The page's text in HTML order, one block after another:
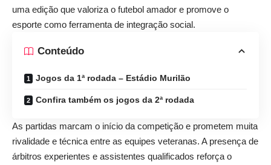
uma edição que valoriza o futebol amador e promove o
esporte como ferramenta de integração social.
Conteúdo
Jogos da 1ª rodada – Estádio Murilão
Confira também os jogos da 2ª rodada
As partidas marcam o início da competição e prometem muita
rivalidade e técnica entre as equipes veteranas. A presença de
árbitros experientes e assistentes qualificados reforça o